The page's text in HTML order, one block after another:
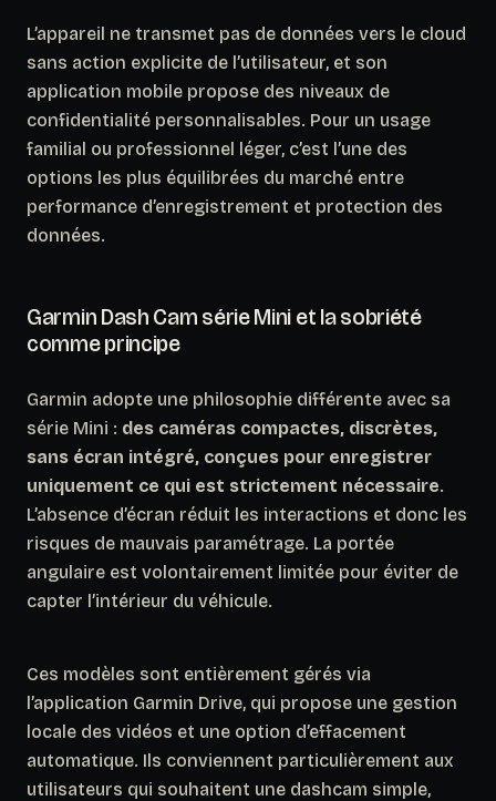
L’appareil ne transmet pas de données vers le cloud
sans action explicite de l’utilisateur, et son
application mobile propose des niveaux de
confidentialité personnalisables. Pour un usage
familial ou professionnel léger, c’est l’une des
options les plus équilibrées du marché entre
performance d’enregistrement et protection des
données.
Garmin Dash Cam série Mini et la sobriété
comme principe
Garmin adopte une philosophie différente avec sa
série Mini : des caméras compactes, discrètes,
sans écran intégré, conçues pour enregistrer
uniquement ce qui est strictement nécessaire.
L’absence d’écran réduit les interactions et donc les
risques de mauvais paramétrage. La portée
angulaire est volontairement limitée pour éviter de
capter l’intérieur du véhicule.
Ces modèles sont entièrement gérés via
l’application Garmin Drive, qui propose une gestion
locale des vidéos et une option d’effacement
automatique. Ils conviennent particulièrement aux
utilisateurs qui souhaitent une dashcam simple,